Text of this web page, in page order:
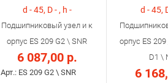
d - 45, D - , h -
Подшипниковый узел и к
орпус ES 209 G2 \ SNR
6 087,00 р.
Арт.: ES 209 G2 \ SNR
d - 45,
орпус ES
D1 \
6